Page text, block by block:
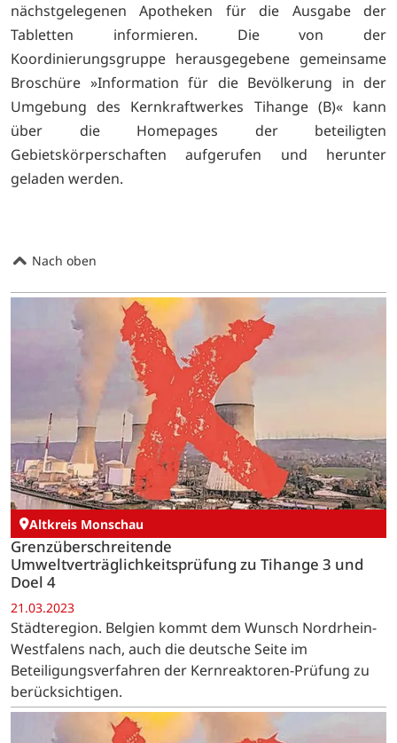
nächstgelegenen Apotheken für die Ausgabe der
Tabletten informieren. Die von der
Koordinierungsgruppe herausgegebene gemeinsame
Broschüre »Information für die Bevölkerung in der
Umgebung des Kernkraftwerkes Tihange (B)« kann
über die Homepages der beteiligten
Gebietskörperschaften aufgerufen und herunter
geladen werden.
Nach oben
Altkreis Monschau
Grenzüberschreitende
Umweltverträglichkeitsprüfung zu Tihange 3 und
Doel 4
21.03.2023
Städteregion. Belgien kommt dem Wunsch Nordrhein-
Westfalens nach, auch die deutsche Seite im
Beteiligungsverfahren der Kernreaktoren-Prüfung zu
berücksichtigen.